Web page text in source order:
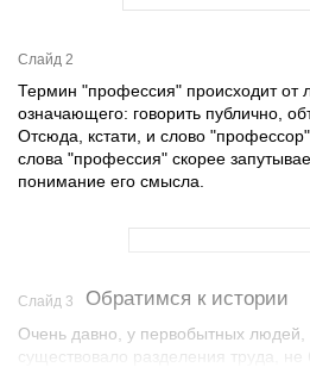
Слайд 2
Термин "профессия" происходит от
означающего: говорить публично,
Отсюда, кстати, и слово
слова "профессия" скорее
понимание его смысла.
Слайд 3 Обратимся к истории
Очень давно, у первобытных людей,
существовало разделения труда,